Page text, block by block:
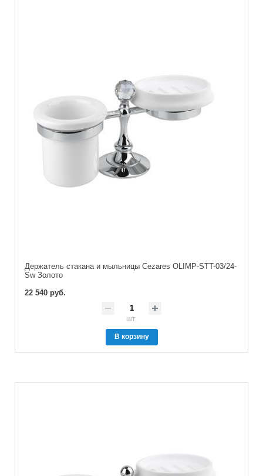
Держатель стакана и мыльницы Cezares OLIMP-STT-03/24-
Sw Золото
22 540 руб.
шт.
В корзину